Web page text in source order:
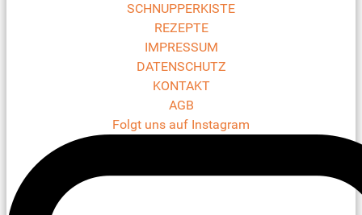
SCHNUPPERKISTE
REZEPTE
IMPRESSUM
DATENSCHUTZ
KONTAKT
AGB
Folgt uns auf Instagram